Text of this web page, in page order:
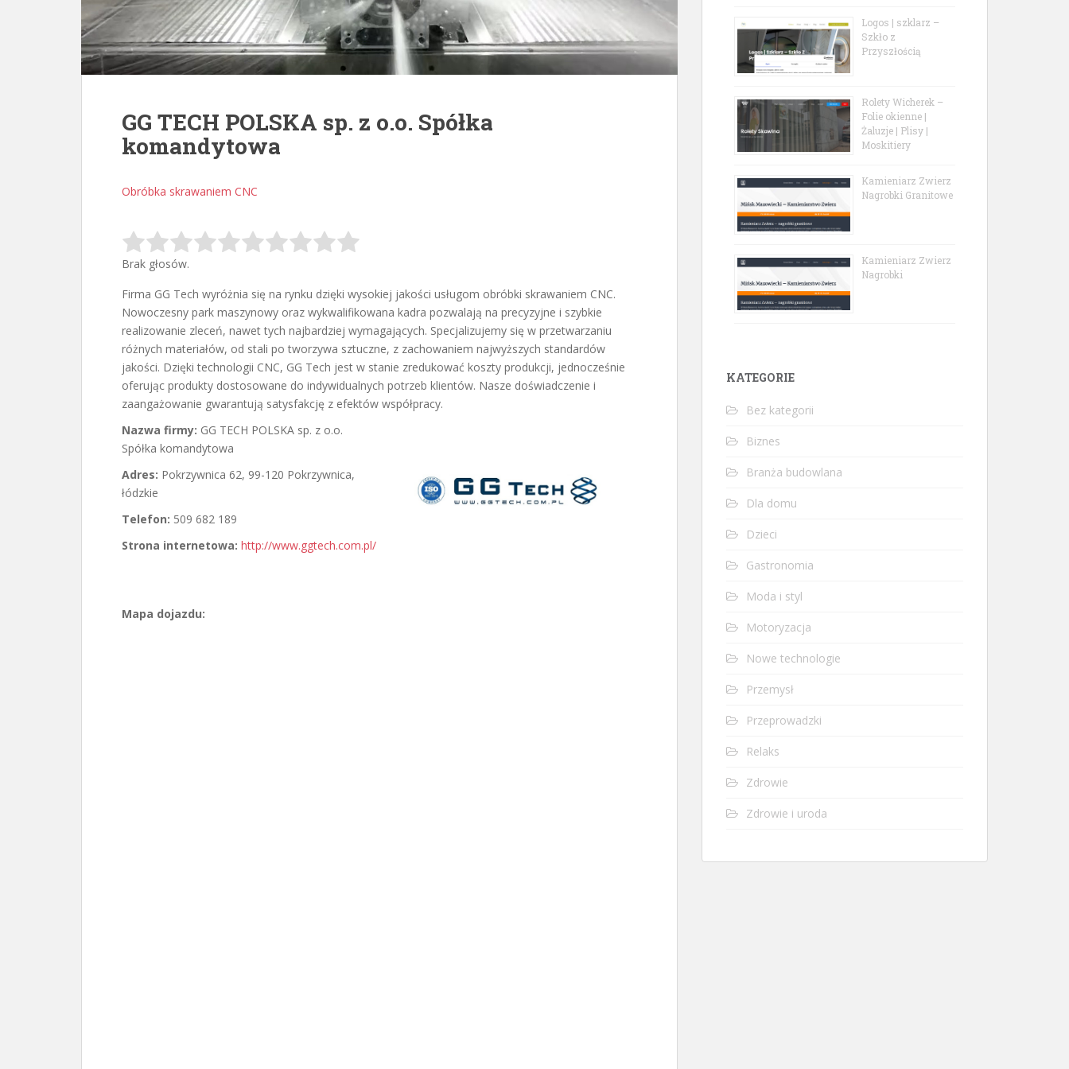
GG TECH POLSKA sp. z o.o. Spółka
komandytowa
Obróbka skrawaniem CNC
Brak głosów.
Firma GG Tech wyróżnia się na rynku dzięki wysokiej jakości usługom obróbki skrawaniem CNC.
Nowoczesny park maszynowy oraz wykwalifikowana kadra pozwalają na precyzyjne i szybkie
realizowanie zleceń, nawet tych najbardziej wymagających. Specjalizujemy się w przetwarzaniu
różnych materiałów, od stali po tworzywa sztuczne, z zachowaniem najwyższych standardów
jakości. Dzięki technologii CNC, GG Tech jest w stanie zredukować koszty produkcji, jednocześnie
oferując produkty dostosowane do indywidualnych potrzeb klientów. Nasze doświadczenie i
zaangażowanie gwarantują satysfakcję z efektów współpracy.
Nazwa firmy: GG TECH POLSKA sp. z o.o.
Spółka komandytowa
Adres: Pokrzywnica 62, 99-120 Pokrzywnica,
łódzkie
Telefon: 509 682 189
Strona internetowa: http://www.ggtech.com.pl/
Mapa dojazdu:
Logos | szklarz –
Szkło z
Przyszłością
Rolety Wicherek –
Folie okienne |
Żaluzje | Plisy |
Moskitiery
Kamieniarz Zwierz
Nagrobki Granitowe
Kamieniarz Zwierz
Nagrobki
KATEGORIE
Bez kategorii
Biznes
Branża budowlana
Dla domu
Dzieci
Gastronomia
Moda i styl
Motoryzacja
Nowe technologie
Przemysł
Przeprowadzki
Relaks
Zdrowie
Zdrowie i uroda